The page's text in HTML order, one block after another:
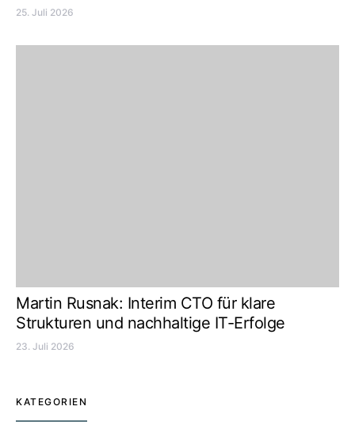
25. Juli 2026
Martin Rusnak: Interim CTO für klare
Strukturen und nachhaltige IT-Erfolge
23. Juli 2026
KATEGORIEN